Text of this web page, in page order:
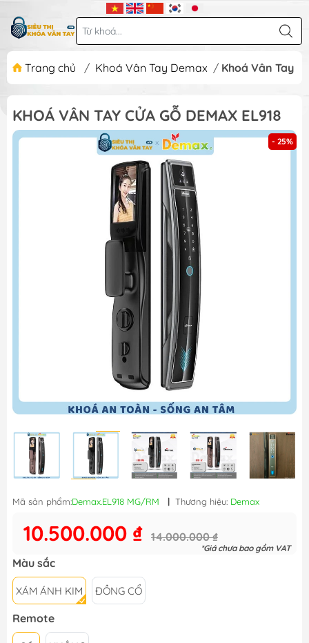
Trang chủ / Khoá Vân Tay Demax / Khoá Vân Tay
KHOÁ VÂN TAY CỬA GỖ DEMAX EL918
- 25%
Mã sản phẩm:Demax.EL918 MG/RM | Thương hiệu: Demax
10.500.000 ₫ 14.000.000 ₫
*Giá chưa bao gồm VAT
Màu sắc
XÁM ÁNH KIM ĐỒNG CỔ
Remote